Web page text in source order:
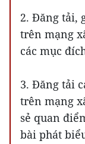
2. Đăng tải,
trên mạng
các mục
3. Đăng tải
trên mạng
sẻ quan
bài phát